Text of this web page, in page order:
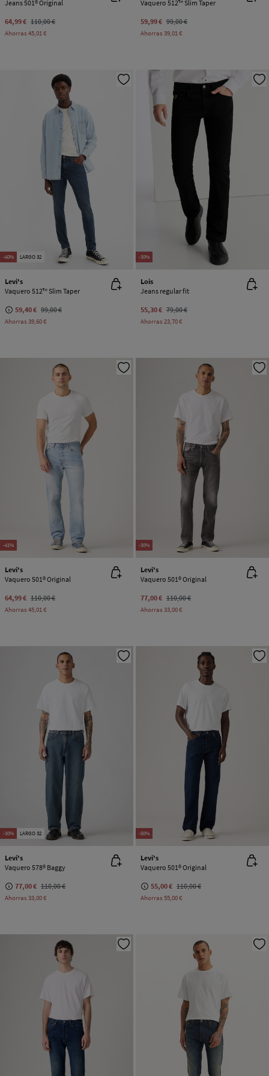
Jeans 501® Original
64,99 € 110,00 €
Ahorras 45,01 €
Vaquero 512™ Slim Taper
59,99 € 99,00 €
Ahorras 39,01 €
-40% LARGO 32
Levi's
Vaquero 512™ Slim Taper
59,40 € 99,00 €
Ahorras 39,60 €
-30%
Lois
Jeans regular fit
55,30 € 79,00 €
Ahorras 23,70 €
-41%
Levi's
Vaquero 501® Original
64,99 € 110,00 €
Ahorras 45,01 €
-30%
Levi's
Vaquero 501® Original
77,00 € 110,00 €
Ahorras 33,00 €
-30% LARGO 32
Levi's
Vaquero 578® Baggy
77,00 € 110,00 €
Ahorras 33,00 €
-50%
Levi's
Vaquero 501® Original
55,00 € 110,00 €
Ahorras 55,00 €